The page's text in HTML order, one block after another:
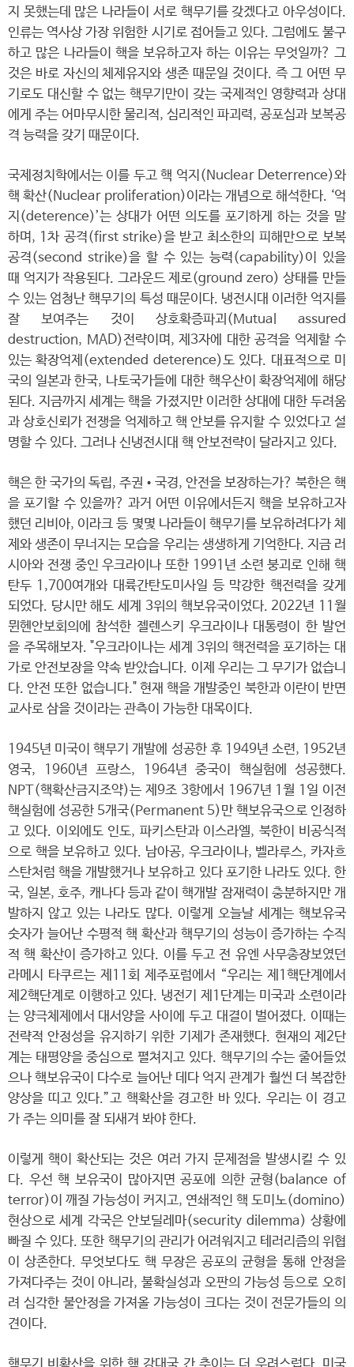
지 못했는데 많은 나라들이 서로 핵무기를 갖겠다고 아우성이다.
인류는 역사상 가장 위험한 시기로 접어들고 있다. 그럼에도 불구
하고 많은 나라들이 핵을 보유하고자 하는 이유는 무엇일까? 그
것은 바로 자신의 체제유지와 생존 때문일 것이다. 즉 그 어떤 무
기로도 대신할 수 없는 핵무기만이 갖는 국제적인 영향력과 상대
에게 주는 어마무시한 물리적, 심리적인 파괴력, 공포심과 보복공
격 능력을 갖기 때문이다.
국제정치학에서는 이를 두고 핵 억지(Nuclear Deterrence)와
핵 확산(Nuclear proliferation)이라는 개념으로 해석한다. ‘억
지(deterence)’는 상대가 어떤 의도를 포기하게 하는 것을 말
하며, 1차 공격(first strike)을 받고 최소한의 피해만으로 보복
공격(second strike)을 할 수 있는 능력(capability)이 있을
때 억지가 작용된다. 그라운드 제로(ground zero) 상태를 만들
수 있는 엄청난 핵무기의 특성 때문이다. 냉전시대 이러한 억지를
잘 보여주는 것이 상호확증파괴(Mutual assured
destruction, MAD)전략이며, 제3자에 대한 공격을 억제할 수
있는 확장억제(extended deterence)도 있다. 대표적으로 미
국의 일본과 한국, 나토국가들에 대한 핵우산이 확장억제에 해당
된다. 지금까지 세계는 핵을 가졌지만 이러한 상대에 대한 두려움
과 상호신뢰가 전쟁을 억제하고 핵 안보를 유지할 수 있었다고 설
명할 수 있다. 그러나 신냉전시대 핵 안보전략이 달라지고 있다.
핵은 한 국가의 독립, 주권•국경, 안전을 보장하는가? 북한은 핵
을 포기할 수 있을까? 과거 어떤 이유에서든지 핵을 보유하고자
했던 리비아, 이라크 등 몇몇 나라들이 핵무기를 보유하려다가 체
제와 생존이 무너지는 모습을 우리는 생생하게 기억한다. 지금 러
시아와 전쟁 중인 우크라이나 또한 1991년 소련 붕괴로 인해 핵
탄두 1,700여개와 대륙간탄도미사일 등 막강한 핵전력을 갖게
되었다. 당시만 해도 세계 3위의 핵보유국이었다. 2022년 11월
뮌헨안보회의에 참석한 젤렌스키 우크라이나 대통령이 한 발언
을 주목해보자. "우크라이나는 세계 3위의 핵전력을 포기하는 대
가로 안전보장을 약속 받았습니다. 이제 우리는 그 무기가 없습니
다. 안전 또한 없습니다." 현재 핵을 개발중인 북한과 이란이 반면
교사로 삼을 것이라는 관측이 가능한 대목이다.
1945년 미국이 핵무기 개발에 성공한 후 1949년 소련, 1952년
영국, 1960년 프랑스, 1964년 중국이 핵실험에 성공했다.
NPT(핵확산금지조약)는 제9조 3항에서 1967년 1월 1일 이전
핵실험에 성공한 5개국(Permanent 5)만 핵보유국으로 인정하
고 있다. 이외에도 인도, 파키스탄과 이스라엘, 북한이 비공식적
으로 핵을 보유하고 있다. 남아공, 우크라이나, 벨라루스, 카자흐
스탄처럼 핵을 개발했거나 보유하고 있다 포기한 나라도 있다. 한
국, 일본, 호주, 캐나다 등과 같이 핵개발 잠재력이 충분하지만 개
발하지 않고 있는 나라도 많다. 이렇게 오늘날 세계는 핵보유국
숫자가 늘어난 수평적 핵 확산과 핵무기의 성능이 증가하는 수직
적 핵 확산이 증가하고 있다. 이를 두고 전 유엔 사무총장보였던
라메시 타쿠르는 제11회 제주포럼에서 “우리는 제1핵단계에서
제2핵단계로 이행하고 있다. 냉전기 제1단계는 미국과 소련이라
는 양극체제에서 대서양을 사이에 두고 대결이 벌어졌다. 이때는
전략적 안정성을 유지하기 위한 기제가 존재했다. 현재의 제2단
계는 태평양을 중심으로 펼쳐지고 있다. 핵무기의 수는 줄어들었
으나 핵보유국이 다수로 늘어난 데다 억지 관계가 훨씬 더 복잡한
양상을 띠고 있다.”고 핵확산을 경고한 바 있다. 우리는 이 경고
가 주는 의미를 잘 되새겨 봐야 한다.
이렇게 핵이 확산되는 것은 여러 가지 문제점을 발생시킬 수 있
다. 우선 핵 보유국이 많아지면 공포에 의한 균형(balance of
terror)이 깨질 가능성이 커지고, 연쇄적인 핵 도미노(domino)
현상으로 세계 각국은 안보딜레마(security dilemma) 상황에
빠질 수 있다. 또한 핵무기의 관리가 어려워지고 테러리즘의 위협
이 상존한다. 무엇보다도 핵 무장은 공포의 균형을 통해 안정을
가져다주는 것이 아니라, 불확실성과 오판의 가능성 등으로 오히
려 심각한 불안정을 가져올 가능성이 크다는 것이 전문가들의 의
견이다.